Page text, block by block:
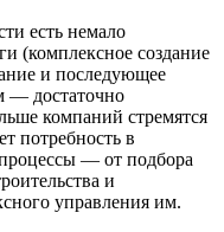
есть немало
(комплексное создание
и последующее
— достаточно
компаний стремятся
потребность в
— от подбора
и
управления им.